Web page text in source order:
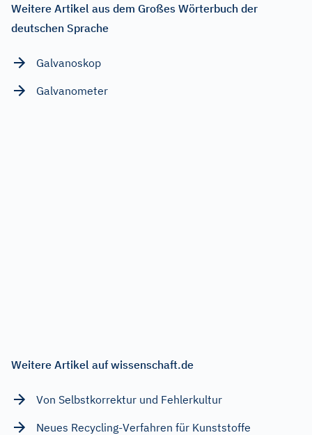
Weitere Artikel aus dem Großes Wörterbuch der
deutschen Sprache
Galvanoskop
Galvanometer
Weitere Artikel auf wissenschaft.de
Von Selbstkorrektur und Fehlerkultur
Neues Recycling-Verfahren für Kunststoffe